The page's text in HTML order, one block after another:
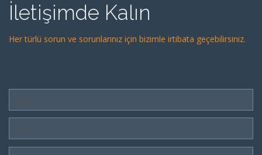
İletişimde Kalın
Her türlü sorun ve sorunlarınız için bizimle irtibata geçebilirsiniz.